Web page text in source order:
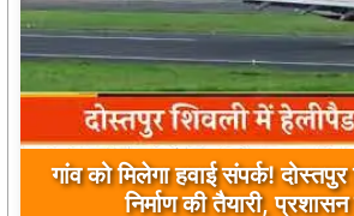
गांव को मिलेगा हवाई संपर्क!
निर्माण की तैयारी,
यूपी के बहराइच में बड़ा हादसा,
पलटी, 17 लापता, एक का